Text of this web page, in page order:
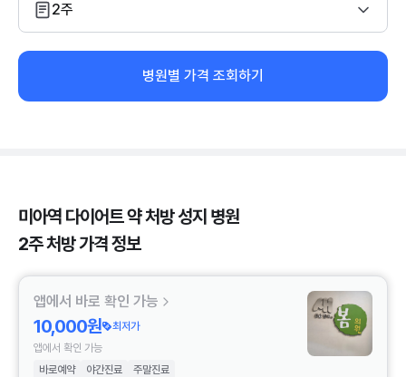
2주
병원별 가격 조회하기
미아역 다이어트 약 처방 성지 병원
2주 처방 가격 정보
앱에서 바로 확인 가능
10,000원
최저가
앱에서 확인 가능
바로예약
야간진료 주말진료